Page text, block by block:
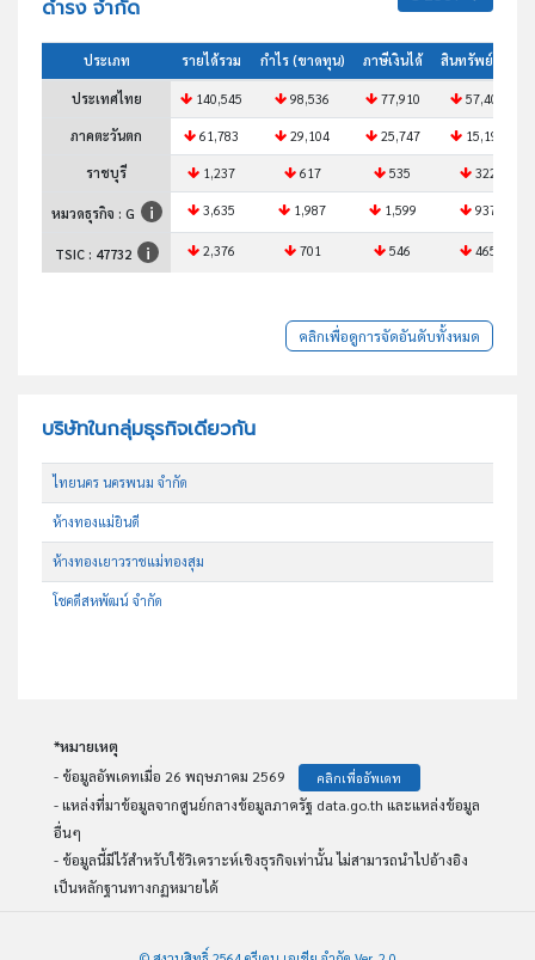
ดำรง จำกัด
ประเภท รายได้รวม กำไร (ขาดทุน) ภาษีเงินได้ สินทรัพย์รวม
ประเทศไทย 140,545 98,536 77,910 57,402
ภาคตะวันตก 61,783 29,104 25,747 15,195
ราชบุรี 1,237 617 535 322
หมวดธุรกิจ : G 3,635 1,987 1,599 937
TSIC : 47732 2,376 701 546 465
คลิกเพื่อดูการจัดอันดับทั้งหมด
บริษัทในกลุ่มธุรกิจเดียวกัน
ไทยนคร นครพนม จำกัด
ห้างทองแม่ยินดี
ห้างทองเยาวราชแม่ทองสุม
โชคดีสหพัฒน์ จำกัด
*หมายเหตุ
- ข้อมูลอัพเดทเมื่อ 26 พฤษภาคม 2569
คลิกเพื่ออัพเดท
- แหล่งที่มาข้อมูลจากศูนย์กลางข้อมูลภาครัฐ data.go.th และแหล่งข้อมูล
อื่นๆ
- ข้อมูลนี้มีไว้สำหรับใช้วิเคราะห์เชิงธุรกิจเท่านั้น ไม่สามารถนำไปอ้างอิง
เป็นหลักฐานทางกฏหมายได้